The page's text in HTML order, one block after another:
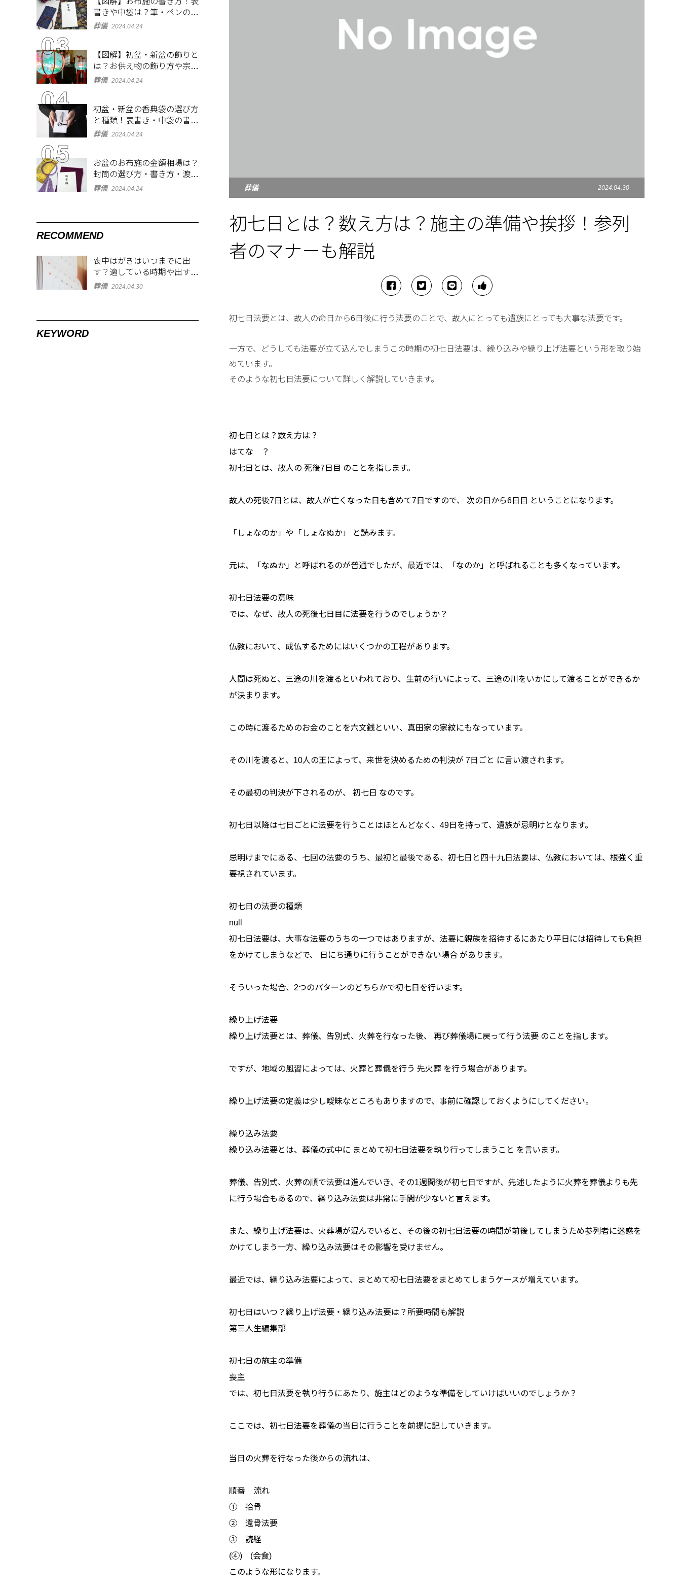
葬儀 2024.04.30
初七日とは？数え方は？施主の準備や挨拶！参列
者のマナーも解説
初七日法要とは、故人の命日から6日後に行う法要のことで、故人にとっても遺族にとっても大事な法要です。
一方で、どうしても法要が立て込んでしまうこの時期の初七日法要は、繰り込みや繰り上げ法要という形を取り始
めています。
そのような初七日法要について詳しく解説していきます。
初七日とは？数え方は？
はてな ？
初七日とは、故人の 死後7日目 のことを指します。
故人の死後7日とは、故人が亡くなった日も含めて7日ですので、 次の日から6日目 ということになります。
「しょなのか」や「しょなぬか」 と読みます。
元は、「なぬか」と呼ばれるのが普通でしたが、最近では、「なのか」と呼ばれることも多くなっています。
初七日法要の意味
では、なぜ、故人の死後七日目に法要を行うのでしょうか？
仏教において、成仏するためにはいくつかの工程があります。
人間は死ぬと、三途の川を渡るといわれており、生前の行いによって、三途の川をいかにして渡ることができるか
が決まります。
この時に渡るためのお金のことを六文銭といい、真田家の家紋にもなっています。
その川を渡ると、10人の王によって、来世を決めるための判決が 7日ごと に言い渡されます。
その最初の判決が下されるのが、 初七日 なのです。
初七日以降は七日ごとに法要を行うことはほとんどなく、49日を持って、遺族が忌明けとなります。
忌明けまでにある、七回の法要のうち、最初と最後である、初七日と四十九日法要は、仏教においては、根強く重
要視されています。
初七日の法要の種類
null
初七日法要は、大事な法要のうちの一つではありますが、法要に親族を招待するにあたり平日には招待しても負担
をかけてしまうなどで、 日にち通りに行うことができない場合 があります。
そういった場合、2つのパターンのどちらかで初七日を行います。
繰り上げ法要
繰り上げ法要とは、葬儀、告別式、火葬を行なった後、 再び葬儀場に戻って行う法要 のことを指します。
ですが、地域の風習によっては、火葬と葬儀を行う 先火葬 を行う場合があります。
繰り上げ法要の定義は少し曖昧なところもありますので、事前に確認しておくようにしてください。
繰り込み法要
繰り込み法要とは、葬儀の式中に まとめて初七日法要を執り行ってしまうこと を言います。
葬儀、告別式、火葬の順で法要は進んでいき、その1週間後が初七日ですが、先述したように火葬を葬儀よりも先
に行う場合もあるので、繰り込み法要は非常に手間が少ないと言えます。
また、繰り上げ法要は、火葬場が混んでいると、その後の初七日法要の時間が前後してしまうため参列者に迷惑を
かけてしまう一方、繰り込み法要はその影響を受けません。
最近では、繰り込み法要によって、まとめて初七日法要をまとめてしまうケースが増えています。
初七日はいつ？繰り上げ法要・繰り込み法要は？所要時間も解説
第三人生編集部
初七日の施主の準備
喪主
では、初七日法要を執り行うにあたり、施主はどのような準備をしていけばいいのでしょうか？
ここでは、初七日法要を葬儀の当日に行うことを前提に記していきます。
当日の火葬を行なった後からの流れは、
順番 流れ
① 拾骨
② 還骨法要
③ 読経
(④) (会食)
このような形になります。
書きや中袋は？筆・ペンのマ
ナーとよくあるQ&A集
葬儀 2024.04.24
【図解】初盆・新盆の飾りと
は？お供え物の飾り方や宗派
ごとの違いを解説！
葬儀 2024.04.24
初盆・新盆の香典袋の選び方
と種類！表書き・中袋の書き
方、お札の入れ方も
葬儀 2024.04.24
お盆のお布施の金額相場は？
封筒の選び方・書き方・渡し
方も解説
葬儀 2024.04.24
RECOMMEND
喪中はがきはいつまでに出
す？適している時期や出す範
囲を解説！
葬儀 2024.04.30
KEYWORD